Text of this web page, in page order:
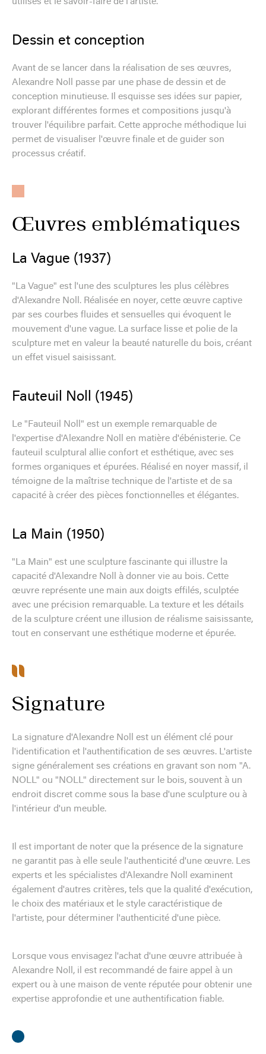
utilisés et le savoir-faire de l'artiste.
Dessin et conception
Avant de se lancer dans la réalisation de ses œuvres,
Alexandre Noll passe par une phase de dessin et de
conception minutieuse. Il esquisse ses idées sur papier,
explorant différentes formes et compositions jusqu'à
trouver l'équilibre parfait. Cette approche méthodique lui
permet de visualiser l'œuvre finale et de guider son
processus créatif.
Œuvres emblématiques
La Vague (1937)
"La Vague" est l'une des sculptures les plus célèbres
d'Alexandre Noll. Réalisée en noyer, cette œuvre captive
par ses courbes fluides et sensuelles qui évoquent le
mouvement d'une vague. La surface lisse et polie de la
sculpture met en valeur la beauté naturelle du bois, créant
un effet visuel saisissant.
Fauteuil Noll (1945)
Le "Fauteuil Noll" est un exemple remarquable de
l'expertise d'Alexandre Noll en matière d'ébénisterie. Ce
fauteuil sculptural allie confort et esthétique, avec ses
formes organiques et épurées. Réalisé en noyer massif, il
témoigne de la maîtrise technique de l'artiste et de sa
capacité à créer des pièces fonctionnelles et élégantes.
La Main (1950)
"La Main" est une sculpture fascinante qui illustre la
capacité d'Alexandre Noll à donner vie au bois. Cette
œuvre représente une main aux doigts effilés, sculptée
avec une précision remarquable. La texture et les détails
de la sculpture créent une illusion de réalisme saisissante,
tout en conservant une esthétique moderne et épurée.
Signature
La signature d'Alexandre Noll est un élément clé pour
l'identification et l'authentification de ses œuvres. L'artiste
signe généralement ses créations en gravant son nom "A.
NOLL" ou "NOLL" directement sur le bois, souvent à un
endroit discret comme sous la base d'une sculpture ou à
l'intérieur d'un meuble.
Il est important de noter que la présence de la signature
ne garantit pas à elle seule l'authenticité d'une œuvre. Les
experts et les spécialistes d'Alexandre Noll examinent
également d'autres critères, tels que la qualité d'exécution,
le choix des matériaux et le style caractéristique de
l'artiste, pour déterminer l'authenticité d'une pièce.
Lorsque vous envisagez l'achat d'une œuvre attribuée à
Alexandre Noll, il est recommandé de faire appel à un
expert ou à une maison de vente réputée pour obtenir une
expertise approfondie et une authentification fiable.